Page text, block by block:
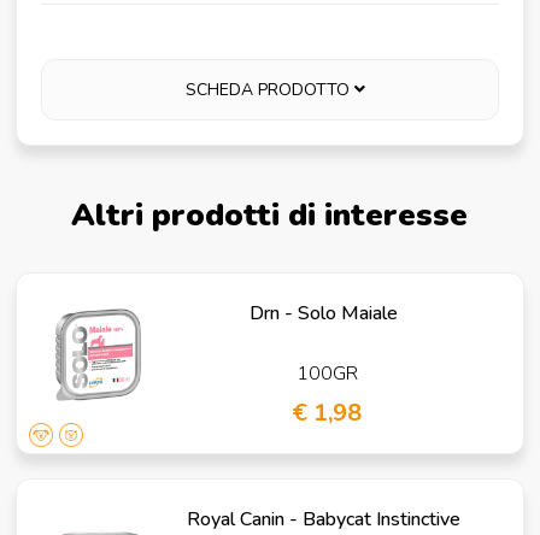
SCHEDA PRODOTTO
Altri prodotti di interesse
Drn - Solo Maiale
100GR
€ 1,98
Royal Canin - Babycat Instinctive